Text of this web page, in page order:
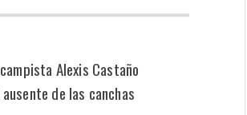
Alexis Castaño
de las canchas